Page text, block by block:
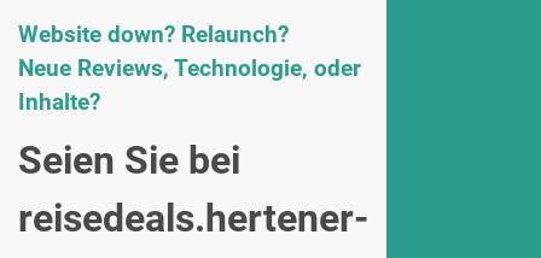
Website down? Relaunch?
Neue Reviews, Technologie, oder
Inhalte?
Seien Sie bei
reisedeals.hertener-